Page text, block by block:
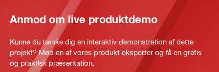
Anmod om live produktdemo
Kunne du tænke dig en interaktiv demonstration af dette
projekt? Mød en af vores produkt eksperter og få en gratis
og praktisk præsentation.